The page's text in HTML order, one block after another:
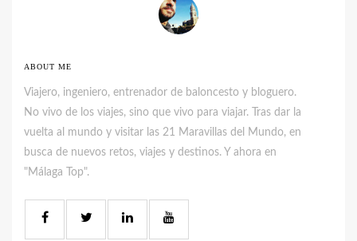
ABOUT ME
Viajero, ingeniero, entrenador de baloncesto y bloguero.
No vivo de los viajes, sino que vivo para viajar. Tras dar la
vuelta al mundo y visitar las 21 Maravillas del Mundo, en
busca de nuevos retos, viajes y destinos. Y ahora en
"Málaga Top".